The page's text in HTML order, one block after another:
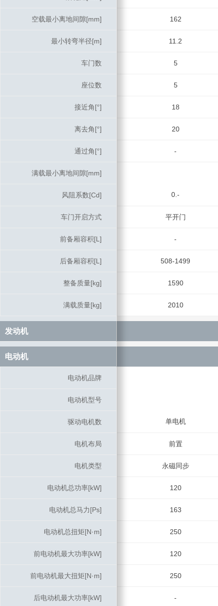
空载最小离地间隙[mm] 162
最小转弯半径[m] 11.2
车门数 5
座位数 5
接近角[°] 18
离去角[°] 20
通过角[°] -
满载最小离地间隙[mm]
风阻系数[Cd] 0.-
车门开启方式 平开门
前备厢容积[L] -
后备厢容积[L] 508-1499
整备质量[kg] 1590
满载质量[kg] 2010
发动机
电动机
电动机品牌
电动机型号
驱动电机数 单电机
电机布局 前置
电机类型 永磁同步
电动机总功率[kW] 120
电动机总马力[Ps] 163
电动机总扭矩[N·m] 250
前电动机最大功率[kW] 120
前电动机最大扭矩[N·m] 250
后电动机最大功率[kW] -
空载最小离地间隙[mm]
最小转弯半径[m]
车门数
座位数
接近角[°]
离去角[°]
通过角[°]
满载最小离地间隙[mm]
风阻系数[Cd]
车门开启方式
前备厢容积[L]
后备厢容积[L]
整备质量[kg]
满载质量[kg]
发动机
电动机
电动机品牌
电动机型号
驱动电机数
电机布局
电机类型
电动机总功率[kW]
电动机总马力[Ps]
电动机总扭矩[N·m]
前电动机最大功率[kW]
前电动机最大扭矩[N·m]
后电动机最大功率[kW]